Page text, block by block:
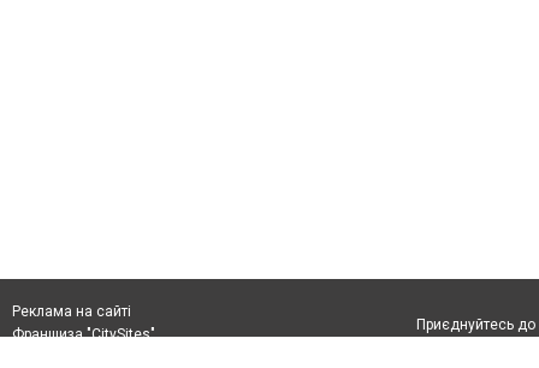
Реклама на сайті
Франшиза "CitySites"
Приєднуйтесь до